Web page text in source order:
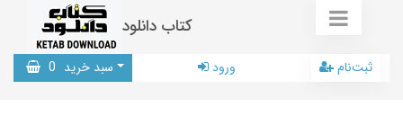
کتاب دانلود
سبد خرید 0 ورود ثبت‌نام